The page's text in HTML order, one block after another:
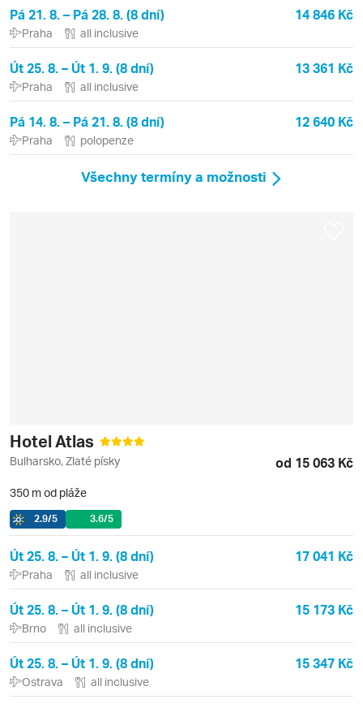
Pá 21. 8. – Pá 28. 8. (8 dní) 14 846 Kč
Praha all inclusive
Út 25. 8. – Út 1. 9. (8 dní) 13 361 Kč
Praha all inclusive
Pá 14. 8. – Pá 21. 8. (8 dní) 12 640 Kč
Praha polopenze
Všechny termíny a možnosti
Hotel Atlas
Bulharsko, Zlaté písky od 15 063 Kč
350 m od pláže
2.9/5 3.6/5
Út 25. 8. – Út 1. 9. (8 dní) 17 041 Kč
Praha all inclusive
Út 25. 8. – Út 1. 9. (8 dní) 15 173 Kč
Brno all inclusive
Út 25. 8. – Út 1. 9. (8 dní) 15 347 Kč
Ostrava all inclusive